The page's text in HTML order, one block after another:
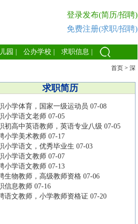
登录发布(简历/招聘)
免费注册(求职/招聘)
园 公办学校 求职信息
首页 > 深
求职简历
小学体育，国家一级运动员 07-08
小学语文老师 07-05
初高中英语教师，英语专业八级 07-05
小学美术教师 07-17
小学语文，优秀毕业生 07-03
小学语文教师 07-07
小学语文教师 07-13
生物教师，高级教师资格 07-06
信息教师 07-16
语文教师，小学教师资格证 07-20